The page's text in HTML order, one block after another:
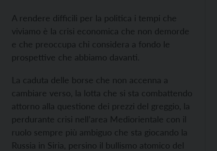
A rendere difficili per la politica i tempi che
viviamo è la crisi economica che non demorde
e che preoccupa chi considera a fondo le
prospettive che abbiamo davanti.
La caduta delle borse che non accenna a
cambiare verso, la lotta che si sta combattendo
attorno alla questione dei prezzi del greggio, la
perdurante crisi nell’area Mediorientale con il
ruolo sempre più ambiguo che sta giocando la
Russia in Siria, persino il bullismo atomico del